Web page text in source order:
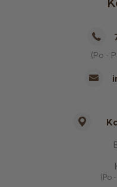
(Po -
(Po